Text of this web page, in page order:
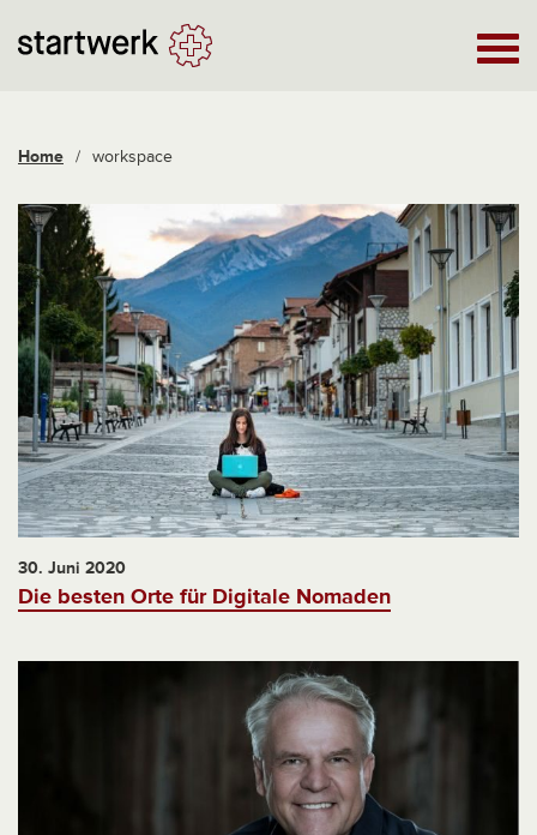
Home / workspace
30. Juni 2020
Die besten Orte für Digitale Nomaden